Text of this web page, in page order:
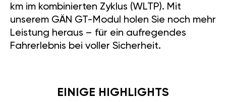
km im kombinierten Zyklus (WLTP). Mit
unserem GÄN GT-Modul holen Sie noch mehr
Leistung heraus – für ein aufregendes
Fahrerlebnis bei voller Sicherheit.
EINIGE HIGHLIGHTS